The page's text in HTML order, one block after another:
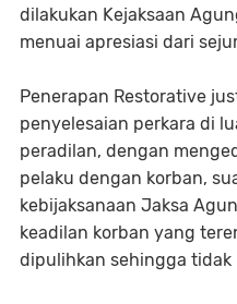
dilakukan Kejaksaan
menuai apresiasi dari
Penerapan Restorative
penyelesaian perkara di
peradilan, dengan
pelaku dengan korban,
kebijaksanaan Jaksa
keadilan korban yang
dipulihkan sehingga tidak